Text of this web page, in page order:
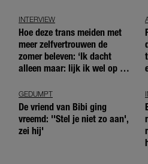
INTERVIEW
Hoe deze trans meiden met
meer zelfvertrouwen de
zomer beleven: ‘Ik dacht
alleen maar: lijk ik wel op de
GEDUMPT
De vriend van Bibi ging
vreemd: ''Stel je niet zo aan',
zei hij'